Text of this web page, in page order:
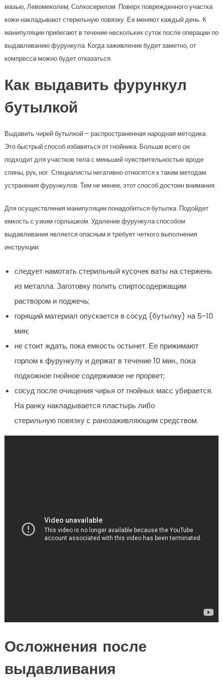
мазью, Левомеколем, Солкосерилом. Поверх поврежденного участка
кожи накладывают стерильную повязку. Ее меняют каждый день. К
манипуляции прибегают в течение нескольких суток после операции по
выдавливанию фурункула. Когда заживление будет заметно, от
компресса можно будет отказаться.
Как выдавить фурункул
бутылкой
Выдавить чирей бутылкой – распространенная народная методика.
Это быстрый способ избавиться от гнойника. Больше всего он
подходит для участков тела с меньшей чувствительностью вроде
спины, рук, ног. Специалисты негативно относятся к таким методам
устранения фурункулов. Тем не менее, этот способ достоин внимания.
Для осуществления манипуляции понадобиться бутылка. Подойдет
емкость с узким горлышком. Удаление фурункула способом
выдавливания является опасным и требует четкого выполнения
инструкции:
следует намотать стерильный кусочек ваты на стержень
из металла. Заготовку полить спиртосодержащим
раствором и поджечь;
горящий материал опускается в сосуд (бутылку) на 5-10
мин;
не стоит ждать, пока емкость остынет. Ее прижимают
горлом к фурункулу и держат в течение 10 мин., пока
подкожное гнойное содержимое не прорвет;
сосуд после очищения чирья от гнойных масс убирается.
На ранку накладывается пластырь либо
стерильную повязку с ранозаживляющим средством.
Осложнения после
выдавливания